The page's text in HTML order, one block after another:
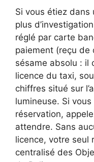
Si vous étiez
plus
réglé par carte
paiement (reçu de
sésame absolu : il
licence du taxi,
chiffres situé sur
lumineuse. Si
réservation,
attendre. Sans
licence, votre seul
centralisé des